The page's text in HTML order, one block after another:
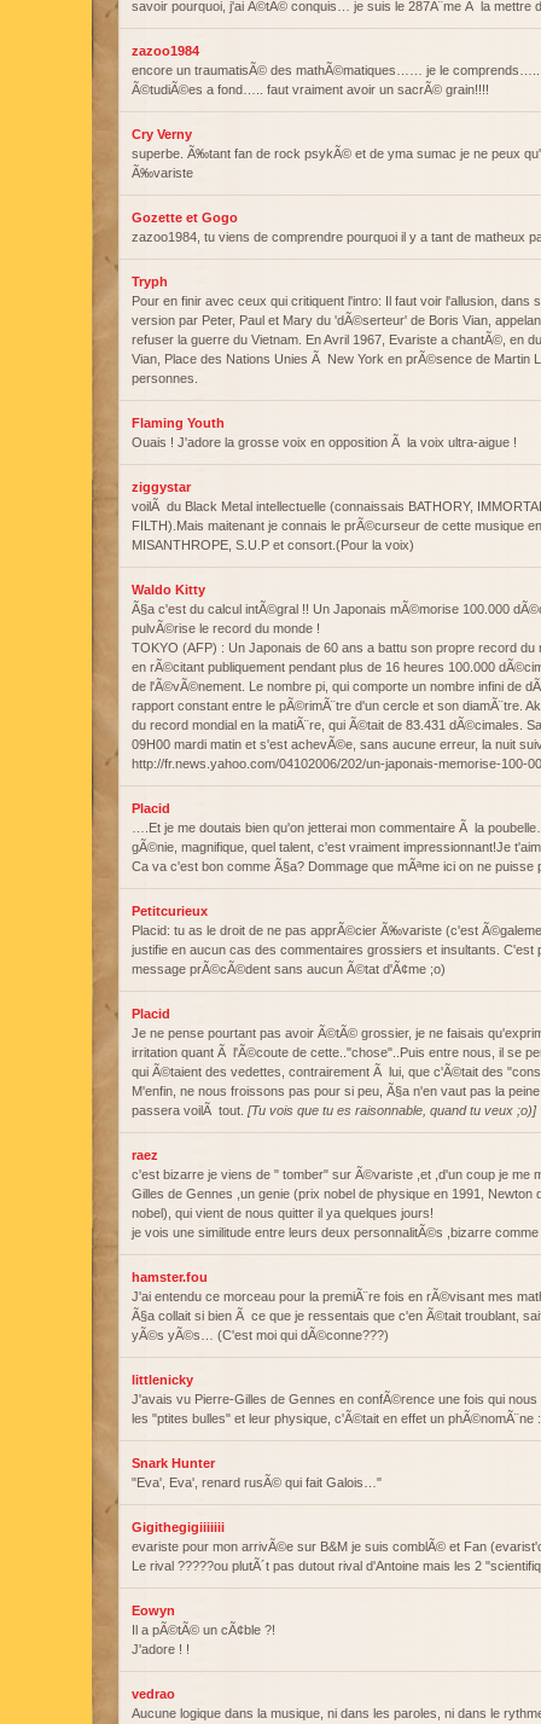
savoir pourquoi, j'ai Ã©tÃ© conquis… je suis le 287Ã¨me Ã la mettre
zazoo1984
encore un traumatisÃ© des mathÃ©matiques…… je le comprends…..
Ã©tudiÃ©es a fond….. faut vraiment avoir un sacrÃ© grain!!!!
Cry Verny
superbe. Ã‰tant fan de rock psykÃ© et de yma sumac je ne peux
Ã‰variste
Gozette et Gogo
zazoo1984, tu viens de comprendre pourquoi il y a tant de matheux
Tryph
Pour en finir avec ceux qui critiquent l'intro: Il faut voir l'allusion, dans
version par Peter, Paul et Mary du 'dÃ©serteur' de Boris Vian,
refuser la guerre du Vietnam. En Avril 1967, Evariste a chantÃ©, en
Vian, Place des Nations Unies Ã New York en prÃ©sence de Martin
personnes.
Flaming Youth
Ouais ! J'adore la grosse voix en opposition Ã la voix ultra-aigue !
ziggystar
voilÃ du Black Metal intellectuelle (connaissais BATHORY,
FILTH).Mais maitenant je connais le prÃ©curseur de cette musique
MISANTHROPE, S.U.P et consort.(Pour la voix)
Waldo Kitty
Ã§a c'est du calcul intÃ©gral !! Un Japonais mÃ©morise 100.000
pulvÃ©rise le record du monde !
TOKYO (AFP) : Un Japonais de 60 ans a battu son propre record
en rÃ©citant publiquement pendant plus de 16 heures 100.000
de l'Ã©vÃ©nement. Le nombre pi, qui comporte un nombre infini de
rapport constant entre le pÃ©rimÃ¨tre d'un cercle et son diamÃ¨tre.
du record mondial en la matiÃ¨re, qui Ã©tait de 83.431 dÃ©cimales.
09H00 mardi matin et s'est achevÃ©e, sans aucune erreur, la nuit
http://fr.news.yahoo.com/04102006/202/un-japonais-memorise-100-
Placid
….Et je me doutais bien qu'on jetterai mon commentaire Ã la
gÃ©nie, magnifique, quel talent, c'est vraiment impressionnant!Je
Ca va c'est bon comme Ã§a? Dommage que mÃªme ici on ne puisse
Petitcurieux
Placid: tu as le droit de ne pas apprÃ©cier Ã‰variste (c'est
justifie en aucun cas des commentaires grossiers et insultants. C'est
message prÃ©cÃ©dent sans aucun Ã©tat d'Ã¢me ;o)
Placid
Je ne pense pourtant pas avoir Ã©tÃ© grossier, je ne faisais
irritation quant Ã l'Ã©coute de cette.."chose"..Puis entre nous, il se
qui Ã©taient des vedettes, contrairement Ã lui, que c'Ã©tait des
M'enfin, ne nous froissons pas pour si peu, Ã§a n'en vaut pas la
passera voilÃ tout. [Tu vois que tu es raisonnable, quand tu veux ;o)]
raez
c'est bizarre je viens de " tomber" sur Ã©variste ,et ,d'un coup je me
Gilles de Gennes ,un genie (prix nobel de physique en 1991,
nobel), qui vient de nous quitter il ya quelques jours!
je vois une similitude entre leurs deux personnalitÃ©s ,bizarre
hamster.fou
J'ai entendu ce morceau pour la premiÃ¨re fois en rÃ©visant mes
Ã§a collait si bien Ã ce que je ressentais que c'en Ã©tait troublant,
yÃ©s yÃ©s… (C'est moi qui dÃ©conne???)
littlenicky
J'avais vu Pierre-Gilles de Gennes en confÃ©rence une fois qui
les "ptites bulles" et leur physique, c'Ã©tait en effet un phÃ©nomÃ¨ne
Snark Hunter
"Eva', Eva', renard rusÃ© qui fait Galois…"
Gigithegigiiiiiii
evariste pour mon arrivÃ©e sur B&M je suis comblÃ© et Fan
Le rival ?????ou plutÃ´t pas dutout rival d'Antoine mais les 2
Eowyn
Il a pÃ©tÃ© un cÃ¢ble ?!
J'adore ! !
vedrao
Aucune logique dans la musique, ni dans les paroles, ni dans le